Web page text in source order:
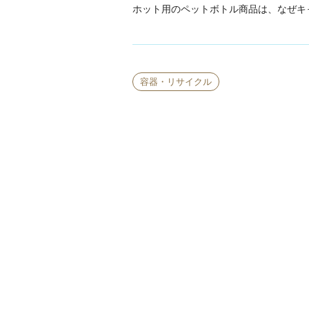
ホット用のペットボトル商品は、なぜ
容器・リサイクル